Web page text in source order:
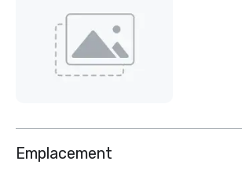
Emplacement